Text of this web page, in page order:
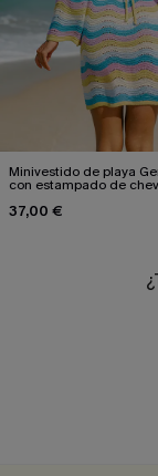
Minivestido de playa
con estampado de
37,00 €